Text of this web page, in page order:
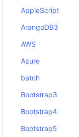
AppleScript
ArangoDB3
AWS
Azure
batch
Bootstrap3
Bootstrap4
Bootstrap5